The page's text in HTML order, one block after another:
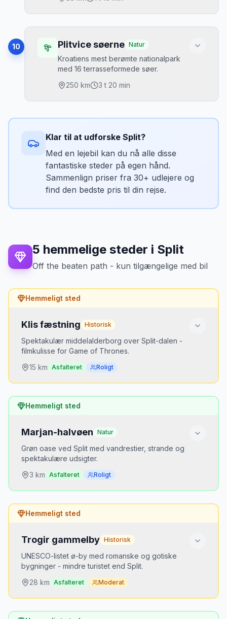
Parkering
Parkering ved indgangen til halvøen
De UNESCO-beskyttede stenvinmarker
•
Katedralen St. Jakob
Fæstninger
Game of Thrones
Parkering uden for gamle by
Mikkels tip
Katedralen er bygget helt uden mørtel. St.
Nikolas fæstningen er også Game of
Thrones kulisse.
10 Plitvice søerne Natur
Kroatiens mest berømte nationalpark
med 16 terrasseformede søer.
250 km 3 t 20 min
Vandfald
•Gangbroer
Bedste tidspunkt
Tidlig morgen
Mikkels tip
Lang dag fra Split men det værd. Book
billetter online. Indgang 1 starter nederst,
Klar til at udforske Split?
Med en lejebil kan du nå alle disse
fantastiske steder på egen hånd.
Sammenlign priser fra 30+ udlejere og
find den bedste pris til din rejse.
5 hemmelige steder i Split
Off the beaten path - kun tilgængelige med bil
Hemmeligt sted
Klis fæstning Historisk
Spektakulær middelalderborg over Split-dalen -
filmkulisse for Game of Thrones.
15 km Asfalteret Roligt
Hvorfor er det hemmeligt?
Turister fokuserer på Diocletians palads
Bedste tidspunkt
Formiddag eller solnedgang
MJ
Mikkels opdagelse
udsigten over Split og øerne er
spektakulær. En times besøg er nok.
Hemmeligt sted
Marjan-halvøen Natur
Grøn oase ved Split med vandrestier, strande og
spektakulære udsigter.
3 km Asfalteret Roligt
Hvorfor er det hemmeligt?
Turister holder sig i gamlebyen
Bedste tidspunkt
Tidlig morgen eller solnedgang
MJ
Mikkels opdagelse
øerne og bjergene. Perfekt flugt fra
Hemmeligt sted
Trogir gammelby Historisk
UNESCO-listet ø-by med romanske og gotiske
bygninger - mindre turistet end Split.
28 km Asfalteret Moderat
Hvorfor er det hemmeligt?